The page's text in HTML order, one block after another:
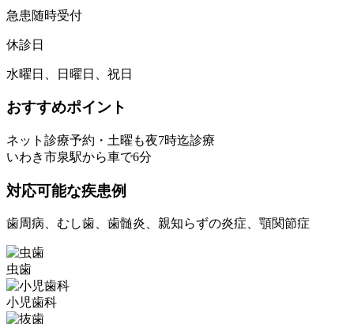
急患随時受付
休診日
水曜日、日曜日、祝日
おすすめポイント
ネット診療予約・土曜も夜7時迄診療
いわき市泉駅から車で6分
対応可能な疾患例
歯周病、むし歯、歯髄炎、親知らずの炎症、顎関節症
虫歯
小児歯科